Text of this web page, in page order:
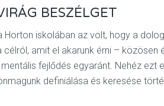
BESZÉLGET
iskolában az volt, hogy a
amit el akarunk érni – közösen
fejlődés egyaránt. Nehéz ezt
definiálása és keresése